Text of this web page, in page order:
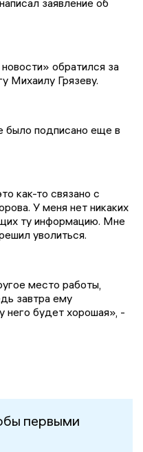
заявление об
обратился за
Михаилу Грязеву.
было подписано еще в
как-то связано с
У меня нет никаких
ту информацию. Мне
уволиться.
место работы,
завтра ему
него будет хорошая», -
первыми